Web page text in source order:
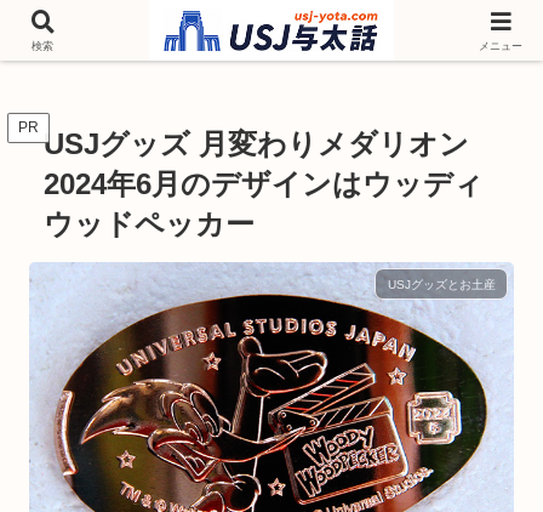
チケットやシーズンイベント ニンテンドーワールド アトラクションなどユニ
バを歩いて情報収集しています
PR USJグッズ 月変わりメダリオン
2024年6月のデザインはウッディ
ウッドペッカー
USJグッズとお土産
検索 メニュー